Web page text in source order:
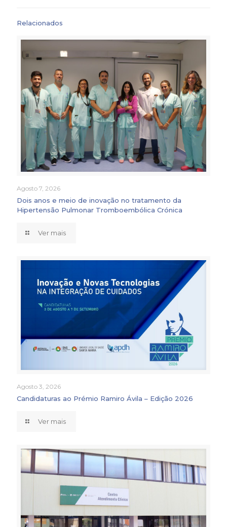
Relacionados
Agosto 7, 2026
Dois anos e meio de inovação no tratamento da
Hipertensão Pulmonar Tromboembólica Crónica
Ver mais
Agosto 3, 2026
Candidaturas ao Prémio Ramiro Ávila – Edição 2026
Ver mais